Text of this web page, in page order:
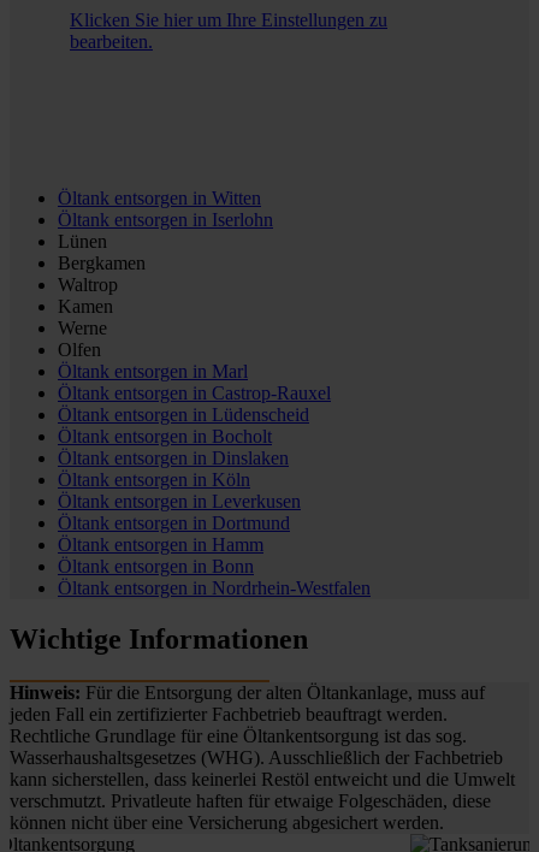
Klicken Sie hier um Ihre Einstellungen zu
bearbeiten.
Öltank entsorgen in Witten
Öltank entsorgen in Iserlohn
Lünen
Bergkamen
Waltrop
Kamen
Werne
Olfen
Öltank entsorgen in Marl
Öltank entsorgen in Castrop-Rauxel
Öltank entsorgen in Lüdenscheid
Öltank entsorgen in Bocholt
Öltank entsorgen in Dinslaken
Öltank entsorgen in Köln
Öltank entsorgen in Leverkusen
Öltank entsorgen in Dortmund
Öltank entsorgen in Hamm
Öltank entsorgen in Bonn
Öltank entsorgen in Nordrhein-Westfalen
Wichtige Informationen
Hinweis: Für die Entsorgung der alten Öltankanlage, muss auf
jeden Fall ein zertifizierter Fachbetrieb beauftragt werden.
Rechtliche Grundlage für eine Öltankentsorgung ist das sog.
Wasserhaushaltsgesetzes (WHG). Ausschließlich der Fachbetrieb
kann sicherstellen, dass keinerlei Restöl entweicht und die Umwelt
verschmutzt. Privatleute haften für etwaige Folgeschäden, diese
können nicht über eine Versicherung abgesichert werden.